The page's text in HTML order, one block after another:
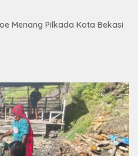
Menang Pilkada Kota Bekasi